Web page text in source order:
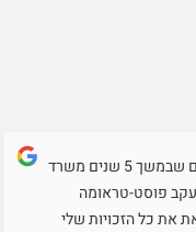
אני חייבת לספר לכם שבמשך 5 שנים משרד
עקב פוסט-טראומה
את כל הזכויות שלי